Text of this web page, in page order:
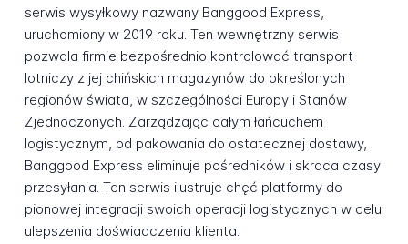
serwis wysyłkowy nazwany Banggood Express,
uruchomiony w 2019 roku. Ten wewnętrzny serwis
pozwala firmie bezpośrednio kontrolować transport
lotniczy z jej chińskich magazynów do określonych
regionów świata, w szczególności Europy i Stanów
Zjednoczonych. Zarządzając całym łańcuchem
logistycznym, od pakowania do ostatecznej dostawy,
Banggood Express eliminuje pośredników i skraca czasy
przesyłania. Ten serwis ilustruje chęć platformy do
pionowej integracji swoich operacji logistycznych w celu
ulepszenia doświadczenia klienta.